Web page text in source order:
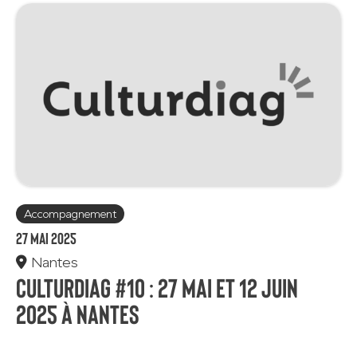
Accompagnement
27 mai 2025
Nantes
Culturdiag #10 : 27 mai et 12 juin
2025 à Nantes